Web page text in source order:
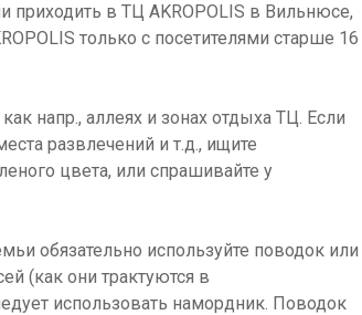
в ТЦ AKROPOLIS в Вильнюсе,
только с посетителями старше 16
напр., аллеях и зонах отдыха ТЦ. Если
развлечений и т.д., ищите
цвета, или спрашивайте у
обязательно используйте поводок или
(как они трактуются в
использовать намордник. Поводок